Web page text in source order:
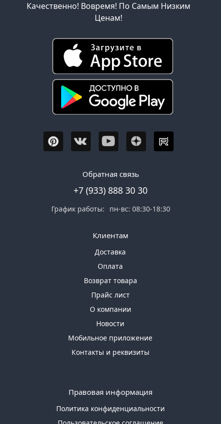
Качественно! Вовремя! По Самым Низким
Ценам!
Обратная связь
+7 (933) 888 30 30
График работы: пн-вс: 08:30-18:30
Клиентам
Доставка
Оплата
Возврат товара
Прайс лист
О компании
Новости
Мобильное приложение
Контакты и реквизиты
Правовая информация
Политика конфиденциальности